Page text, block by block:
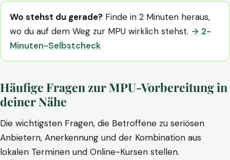
Wo stehst du gerade? Finde in 2 Minuten heraus,
wo du auf dem Weg zur MPU wirklich stehst. → 2-
Minuten-Selbstcheck
Häufige Fragen zur MPU-Vorbereitung in
deiner Nähe
Die wichtigsten Fragen, die Betroffene zu seriösen
Anbietern, Anerkennung und der Kombination aus
lokalen Terminen und Online-Kursen stellen.